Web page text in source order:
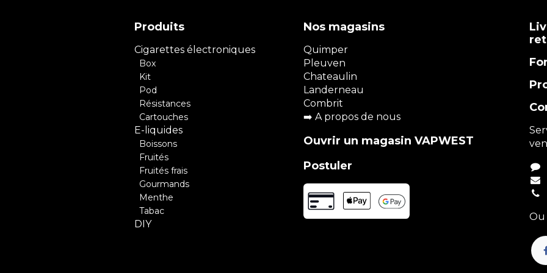
Produits
Cigarettes électroniques
Box
Kit
Pod
Résistances
Cartouches
E-liquides
Boissons
Fruités
Fruités frais
Gourmands
Menthe
Tabac
DIY
Ou
Nos magasins
Quimper
Pleuven
Chateaulin
Landerneau
Combrit
➡️ A propos de nous
Ouvrir un magasin VAPWEST
Postuler